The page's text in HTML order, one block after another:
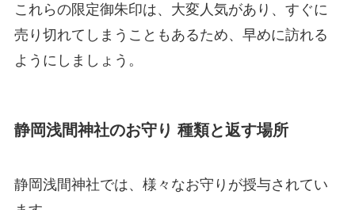
これらの限定御朱印は、大変人気があり、すぐに
売り切れてしまうこともあるため、早めに訪れる
ようにしましょう。
静岡浅間神社のお守り 種類と返す場所
静岡浅間神社では、様々なお守りが授与されてい